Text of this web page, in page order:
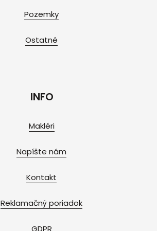
Pozemky
Ostatné
INFO
Makléri
Napíšte nám
Kontakt
Reklamačný poriadok
GDPR